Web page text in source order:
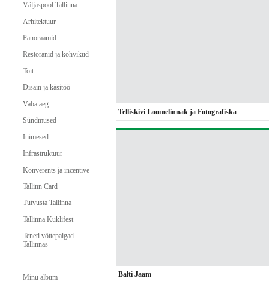
Väljaspool Tallinna
Arhitektuur
Panoraamid
Restoranid ja kohvikud
Toit
Disain ja käsitöö
Vaba aeg
Sündmused
Inimesed
Infrastruktuur
Konverents ja incentive
Tallinn Card
Tutvusta Tallinna
Tallinna Kuklifest
Teneti võttepaigad
Tallinnas
Minu album
Telliskivi Loomelinnak ja Fotografiska
Balti Jaam